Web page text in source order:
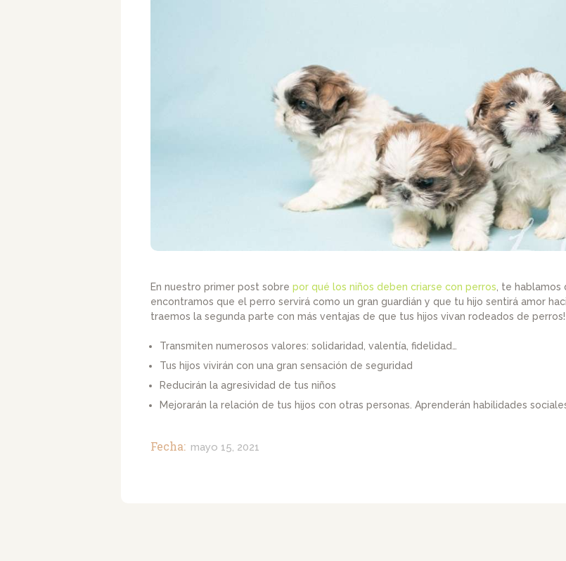
En nuestro primer post sobre por qué los niños deben criarse con perros , te
encontramos que el perro servirá como un gran guardián y que tu hijo sentirá amor
traemos la segunda parte con más ventajas de que tus hijos vivan rodeados de perros!
Transmiten numerosos valores: solidaridad, valentía, fidelidad…
Tus hijos vivirán con una gran sensación de seguridad
Reducirán la agresividad de tus niños
Mejorarán la relación de tus hijos con otras personas. Aprenderán habilidades
Fecha: mayo 15, 2021